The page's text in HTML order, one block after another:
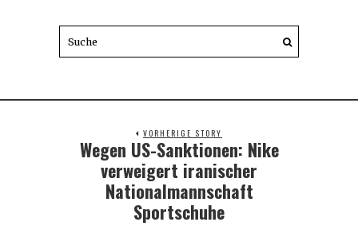
VORHERIGE STORY
Previous
post:
Wegen US-Sanktionen: Nike
verweigert iranischer
Nationalmannschaft
Sportschuhe